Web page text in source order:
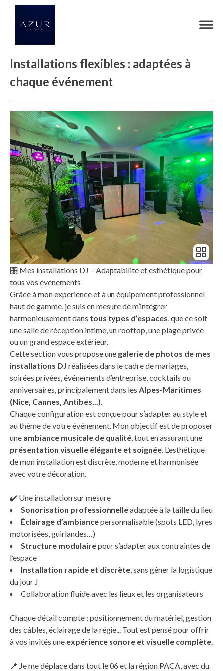
Installations flexibles : adaptées à
chaque événement
🎛️ Mes installations DJ – Adaptabilité et esthétique pour
tous vos événements
Grâce à mon expérience et à un équipement professionnel
haut de gamme, je suis en mesure de m’intégrer
harmonieusement dans tous types d’espaces, que ce soit
une salle de réception intime, un rooftop, une plage privée
ou un grand espace extérieur.
Cette section vous propose une galerie de photos de mes
installations DJ réalisées dans le cadre de mariages,
soirées privées, événements d’entreprise, cocktails ou
anniversaires, principalement dans les Alpes-Maritimes
(Nice, Cannes, Antibes...).
Chaque configuration est conçue pour s’adapter au style et
au thème de votre événement. Mon objectif est de proposer
une ambiance musicale de qualité, tout en assurant une
présentation visuelle élégante et soignée. L’esthétique
de mon installation est discrète, moderne et harmonisée
avec votre décoration.
✔️ Une installation sur mesure
Sonorisation professionnelleadaptée à la taille du lieu
Éclairage d’ambiancepersonnalisable (spots LED, lyres
motorisées, guirlandes…)
Structure modulairepour s’adapter aux contraintes de
l’espace
Installation rapide et discrète, sans gêner la logistique
du jour J
Collaboration fluide avec les lieux et les organisateurs
Chaque détail compte : positionnement du matériel, gestion
des câbles, éclairage de la régie... Tout est pensé pour offrir
à vos invités une expérience sonore et visuelle complète.
📍 Je me déplace dans tout le 06 et la région PACA, avec du